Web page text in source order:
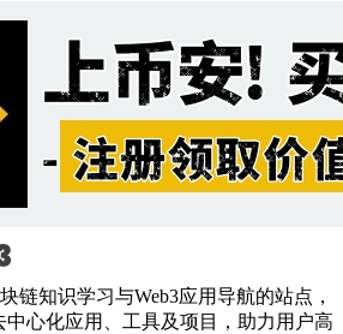
链知识学习与Web3应用导航的站点，
心化应用、工具及项目，助力用户高